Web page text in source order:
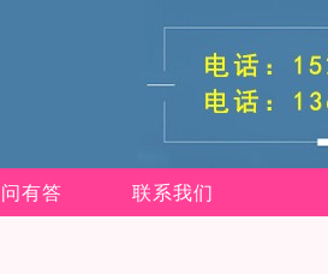
有答 联系我们